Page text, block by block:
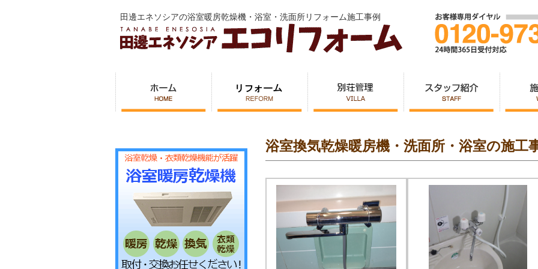
田邊エネソシアの浴室暖房乾燥機・浴室・洗面所リフォーム施工事例
浴室換気乾燥暖房機・洗面所・浴室の施工